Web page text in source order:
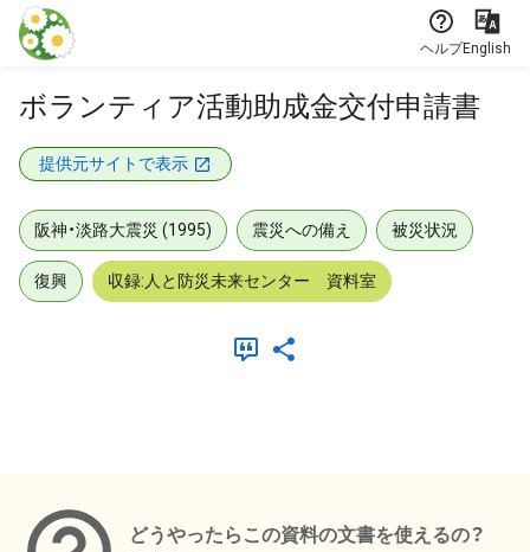
本文に飛ぶ
ヘルプEnglish
ボランティア活動助成金交付申請書
提供元サイトで表示
阪神・淡路大震災 (1995) 震災への備え 被災状況
復興 収録:人と防災未来センター 資料室
どうやったらこの資料の文書を使えるの？